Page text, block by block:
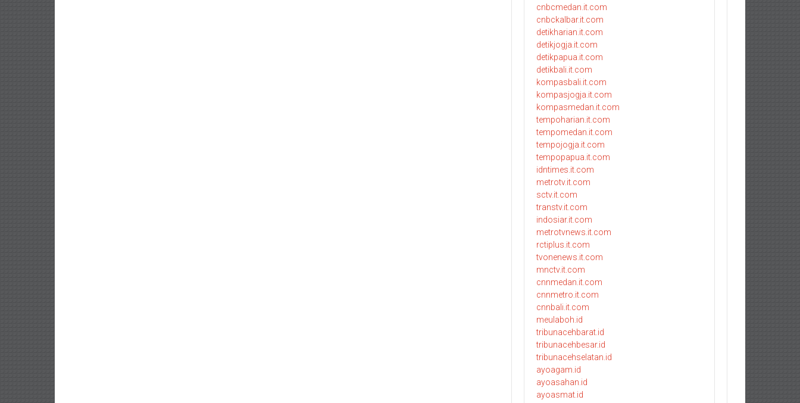
cnbcmedan.it.com
cnbckalbar.it.com
detikharian.it.com
detikjogja.it.com
detikpapua.it.com
detikbali.it.com
kompasbali.it.com
kompasjogja.it.com
kompasmedan.it.com
tempoharian.it.com
tempomedan.it.com
tempojogja.it.com
tempopapua.it.com
idntimes.it.com
metrotv.it.com
sctv.it.com
transtv.it.com
indosiar.it.com
metrotvnews.it.com
rctiplus.it.com
tvonenews.it.com
mnctv.it.com
cnnmedan.it.com
cnnmetro.it.com
cnnbali.it.com
meulaboh.id
tribunacehbarat.id
tribunacehbesar.id
tribunacehselatan.id
ayoagam.id
ayoasahan.id
ayoasmat.id